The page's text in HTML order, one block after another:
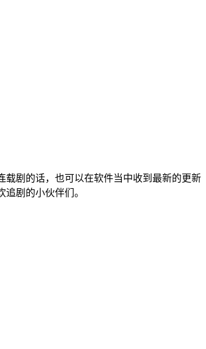
剧的话，也可以在软件当中收到最新的更新
剧的小伙伴们。